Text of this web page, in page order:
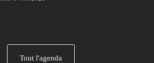
Tout l'agenda